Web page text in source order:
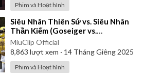
Phim và Hoạt hình
⁣Siêu Nhân Thiên Sứ vs. Siêu Nhân
Thần Kiếm (Goseiger vs.
Shinkenger) | Vietsub
MiuClip Official
8,863 lượt xem · 14 Tháng Giêng 2025
Phim và Hoạt hình